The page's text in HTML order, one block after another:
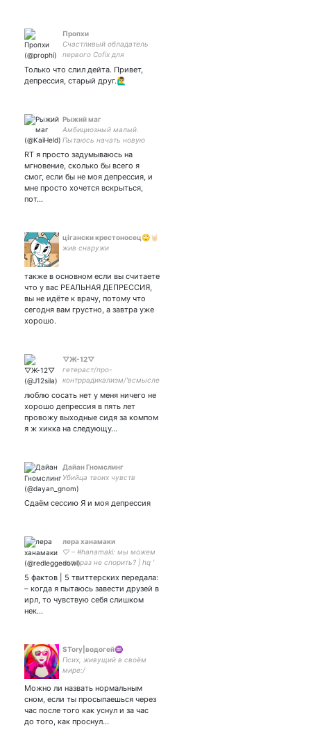
Пропхи
Счастливый обладатель
первого Cofix для
wanna do.
Только что слил дейта. Привет,
депрессия, старый друг.🙋‍♂️
Рыжий маг
Амбициозный малый.
Пытаюсь начать новую
понедельник.
RT я просто задумываюсь на
мгновение, сколько бы всего я
смог, если бы не моя депрессия, и
мне просто хочется вскрыться,
пот…
цігански крестоносец🙄🤘🏻
жив снаружи
также в основном если вы считаете
что у вас РЕАЛЬНАЯ ДЕПРЕССИЯ,
вы не идëте к врачу, потому что
сегодня вам грустно, а завтра уже
хорошо.
▽Ж-12▽
гетераст/про-
контррадикализм/'всмысле
и двор с ноги в упор./
Бывший ник:Офицер
отряда 'Б'/ мемы это
жезнь/ENTJ-A
люблю сосать нет у меня ничего не
хорошо депрессия в пять лет
провожу выходные сидя за компом
я ж хикка на следующу…
Дайан Гномслинг
Убийца твоих чувств
Сдаём сессию Я и моя депрессия
лера ханамаки
♡ – #hanamaki: мы можем
хоть раз не спорить? | hq '
мог бы мне не перечить? |
seijōstan 嘆 | my wife –
5 фактов | 5 твиттерских передала:
– когда я пытаюсь завести друзей в
ирл, то чувствую себя слишком
нек…
STory|водогей♒️
Псих, живущий в своём
мире:/
Можно ли назвать нормальным
сном, если ты просыпаешься через
час после того как уснул и за час
до того, как проснул…